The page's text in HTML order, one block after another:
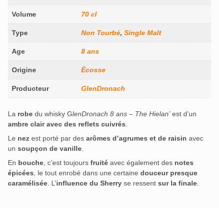
Volume 70 cl
Type Non Tourbé, Single Malt
Age 8 ans
Origine Écosse
Producteur GlenDronach
La robe du whisky GlenDronach 8 ans – The Hielan’est d’un
ambre clair avec des reflets cuivrés.
Le nez est porté par des arômes d’agrumes et de raisin avec
un soupçon de vanille.
En bouche, c’est toujours fruité avec également des notes
épicées, le tout enrobé dans une certaine douceur presque
caramélisée. L’influence du Sherry se ressent sur la finale.